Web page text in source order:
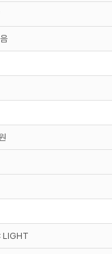
LIGHT